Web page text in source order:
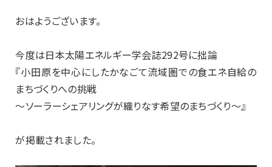
おはようございます。
今度は日本太陽エネルギー学会誌292号に拙論
『小田原を中心にしたかなごて流域圏での食エネ自給の
まちづくりへの挑戦
～ソーラーシェアリングが織りなす希望のまちづくり～』
が掲載されました。